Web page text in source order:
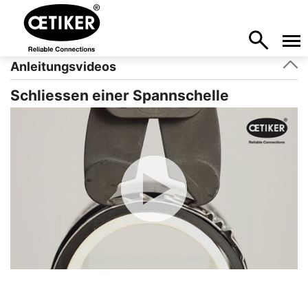
Anleitungsvideos
Schliessen einer Spannschelle